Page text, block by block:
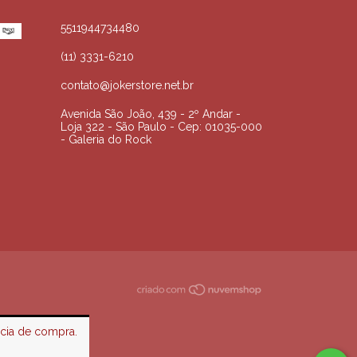
de compra.
5511944734480
(11) 3331-6210
contato@jokerstore.net.br
Avenida São João, 439 - 2º Andar -
Loja 322 - São Paulo - Cep: 01035-000
- Galeria do Rock